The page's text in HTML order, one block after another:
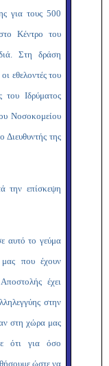
για τους 500
Κέντρο του
Στη δράση
εθελοντές του
του Ιδρύματος
Νοσοκομείου
Διευθυντής της
την επίσκεψη
αυτό το γεύμα
που έχουν
έχει
στην
στη χώρα μας
ότι για όσο
ώστε να